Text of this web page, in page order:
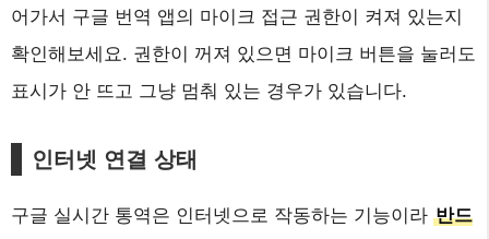
어가서 구글 번역 앱의 마이크 접근 권한이 켜져 있는지
확인해보세요. 권한이 꺼져 있으면 마이크 버튼을 눌러도
표시가 안 뜨고 그냥 멈춰 있는 경우가 있습니다.
인터넷 연결 상태
구글 실시간 통역은 인터넷으로 작동하는 기능이라 반드